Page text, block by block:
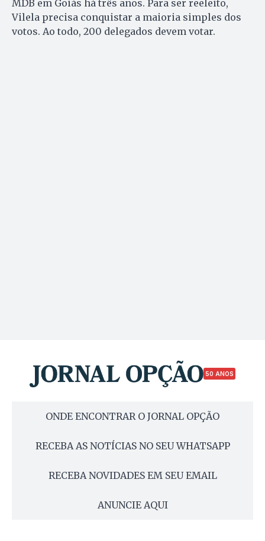
MDB em Goiás há três anos. Para ser reeleito,
Vilela precisa conquistar a maioria simples dos
votos. Ao todo, 200 delegados devem votar.
50 ANOS
ONDE ENCONTRAR O JORNAL OPÇÃO
RECEBA AS NOTÍCIAS NO SEU WHATSAPP
RECEBA NOVIDADES EM SEU EMAIL
ANUNCIE AQUI